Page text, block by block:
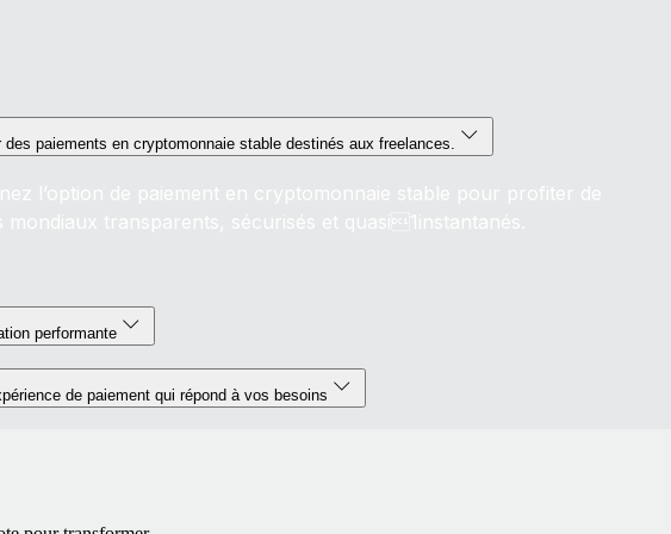
des paiements en cryptomonnaie stable destinés aux freelances.
l’option de paiement en cryptomonnaie stable pour profiter de
mondiaux transparents, sécurisés et quasi1instantanés.
performante
de paiement qui répond à vos besoins